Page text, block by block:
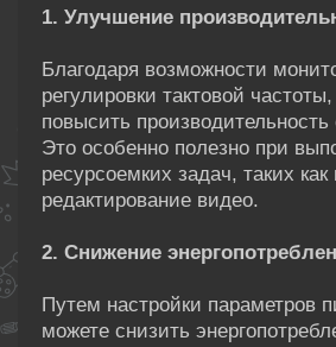
1. Улучшение
Благодаря возможности
регулировки тактовой
повысить
Это особенно полезно при
ресурсоемких задач, таких
редактирование видео.
2. Снижение
Путем настройки параметров
можете снизить